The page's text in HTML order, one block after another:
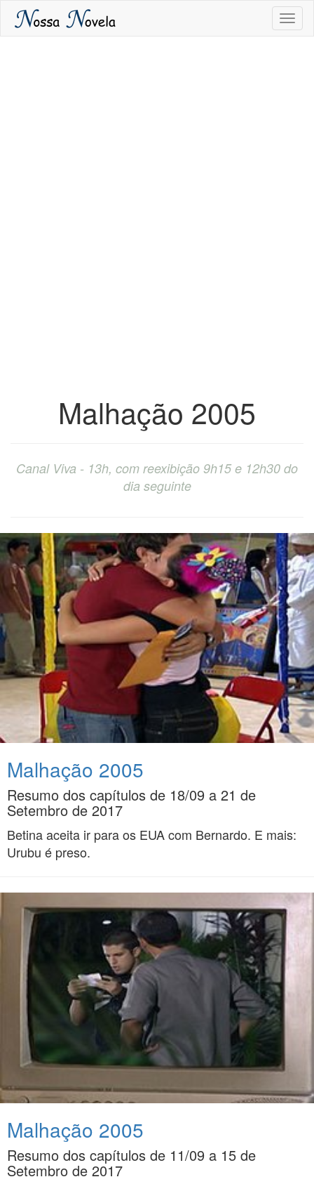
Malhação 2005
Canal Viva - 13h, com reexibição 9h15 e 12h30 do
dia seguinte
Malhação 2005
Resumo dos capítulos de 18/09 a 21 de
Setembro de 2017
Betina aceita ir para os EUA com Bernardo. E mais:
Urubu é preso.
Malhação 2005
Resumo dos capítulos de 11/09 a 15 de
Setembro de 2017